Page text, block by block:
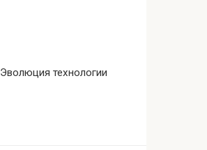
Эволюция технологии